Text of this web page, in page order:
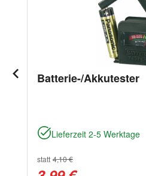
Batterie-/Akkutester
Lieferzeit 2-5 Werktage
statt 4,10 €